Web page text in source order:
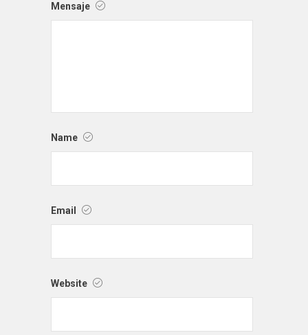
Mensaje
Name
Email
Website